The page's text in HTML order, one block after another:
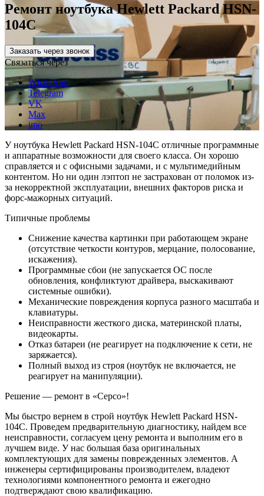
Ремонт ноутбука Hewlett Packard HSN-
104C
Заказать через звонок
Связаться через
WhatsApp
Telegram
VK
Max
imo
У ноутбука Hewlett Packard HSN-104C отличные программные
и аппаратные возможности для своего класса. Он хорошо
справляется и с офисными задачами, и с мультимедийным
контентом. Но ни один лэптоп не застрахован от поломок из-
за некорректной эксплуатации, внешних факторов риска и
форс-мажорных ситуаций.
Типичные проблемы
Снижение качества картинки при работающем экране
(отсутствие четкости контуров, мерцание, полосование,
искажения).
Программные сбои (не запускается ОС после
обновления, конфликтуют драйвера, выскакивают
системные ошибки).
Механические повреждения корпуса разного масштаба и
клавиатуры.
Неисправности жесткого диска, материнской платы,
видеокарты.
Отказ батареи (не реагирует на подключение к сети, не
заряжается).
Полный выход из строя (ноутбук не включается, не
реагирует на манипуляции).
Решение — ремонт в «Серсо»!
Мы быстро вернем в строй ноутбук Hewlett Packard HSN-
104C. Проведем предварительную диагностику, найдем все
неисправности, согласуем цену ремонта и выполним его в
лучшем виде. У нас большая база оригинальных
комплектующих для замены поврежденных элементов. А
инженеры сертифицированы производителем, владеют
технологиями компонентного ремонта и ежегодно
подтверждают свою квалификацию.